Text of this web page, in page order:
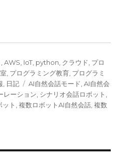
,AWS IoT python クラウド プロ
プログラミング教育 プログラミ
日記
タ
グ
AI自然会話モード ,AI自然会
レーション シナリオ会話ロボット
ット ,複数ロボットAI自然会話 ,複数